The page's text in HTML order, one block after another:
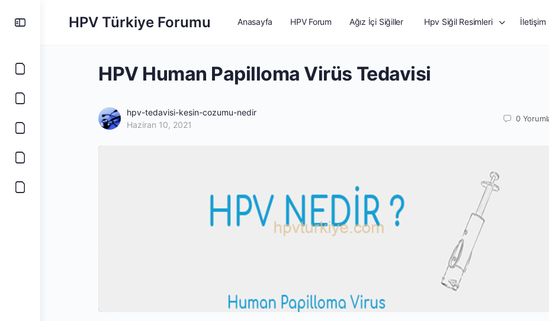
HPV Türkiye Forumu Anasayfa HPV Forum Ağız İçi Siğiller Hpv Siğil Resimleri İletişim
HPV Human Papilloma Virüs Tedavisi
hpv-tedavisi-kesin-cozumu-nedir
Haziran 10, 2021
0